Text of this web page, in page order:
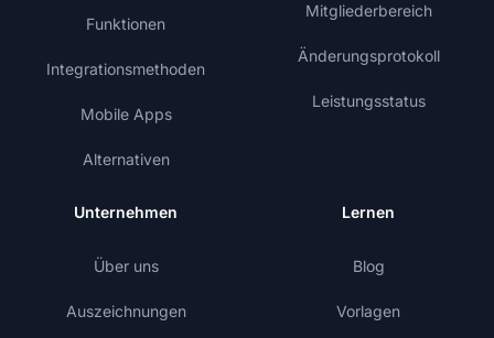
Funktionen
Integrationsmethoden
Mobile Apps
Alternativen
Mitgliederbereich
Änderungsprotokoll
Leistungsstatus
Unternehmen
Über uns
Auszeichnungen
Lernen
Blog
Vorlagen